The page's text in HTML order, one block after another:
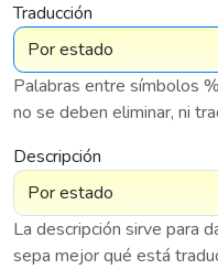
Traducción
Palabras entre símbolos
no se deben eliminar, ni
Descripción
La descripción sirve para
sepa mejor qué está